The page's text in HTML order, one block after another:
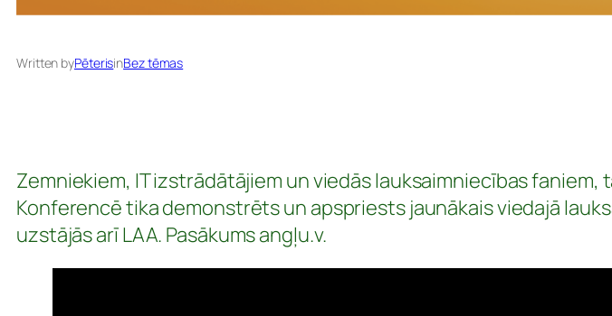
Written byPēterisinBez tēmas
Zemniekiem, IT izstrādātājiem un viedās lauksaimniecības
Konferencē tika demonstrēts un apspriests jaunākais viedajā
uzstājās arī LAA. Pasākums angļu.v.